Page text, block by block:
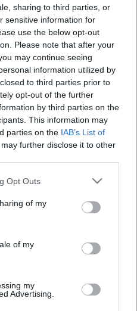
sharing to third parties, or
sensitive information for
use the below opt-out
Please note that after your
may continue seeing
information utilized by
to third parties prior to
opt-out of the further
by third parties on the
This information may
parties on the IAB’s List of
further disclose it to other
uses one or more Google
behaviour. You may click to
and its third-party tags to
purposes in below Google
Opt Outs
of my
of my
my
Advertising.